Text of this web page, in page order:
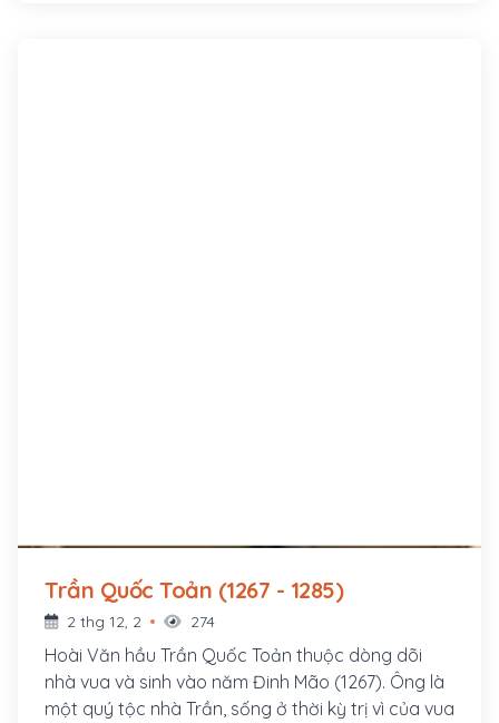
Trần Quốc Toản (1267 - 1285)
2 thg 12, 2 274
Hoài Văn hầu Trần Quốc Toản thuộc dòng dõi
nhà vua và sinh vào năm Đinh Mão (1267). Ông là
một quý tộc nhà Trần, sống ở thời kỳ trị vì của vua